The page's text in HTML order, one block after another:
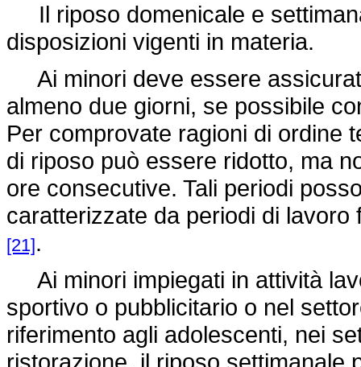
Il riposo domenicale e
disposizioni vigenti in materia.
Ai minori deve essere
almeno due giorni, se possibile
Per comprovate ragioni di ordine
di riposo può essere ridotto, ma
ore consecutive. Tali periodi
caratterizzate da periodi di
[21].
Ai minori impiegati in attività
sportivo o pubblicitario o nel
riferimento agli adolescenti, nei